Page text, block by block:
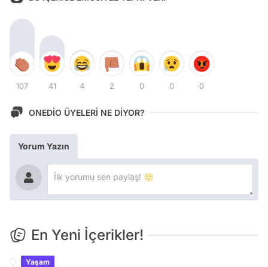
107 41 4 2 0 0 0
ONEDİO ÜYELERİ NE DİYOR?
Yorum Yazın
En Yeni İçerikler!
Yaşam